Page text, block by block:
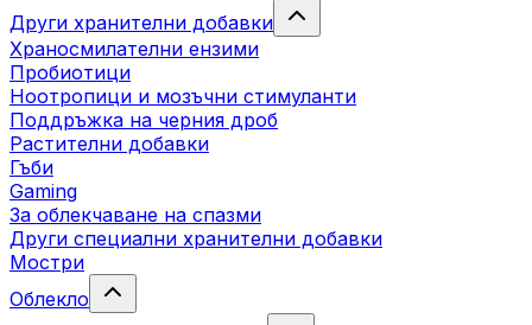
Други хранителни добавки
Храносмилателни ензими
Пробиотици
Ноотропици и мозъчни стимуланти
Поддръжка на черния дроб
Растителни добавки
Гъби
Gaming
За облекчаване на спазми
Други специални хранителни добавки
Мостри
Облекло